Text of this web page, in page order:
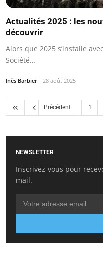
Actualités 2025 : les
découvrir
Alors que 2025 s’installe
Société…
Inès Barbier 28 août 2025
Précédent 1
NEWSLETTER
Inscrivez-vous pour
mail.